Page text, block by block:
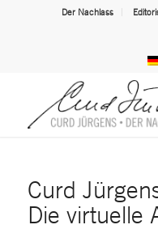
Der Nachlass
Curd
Die virtuelle